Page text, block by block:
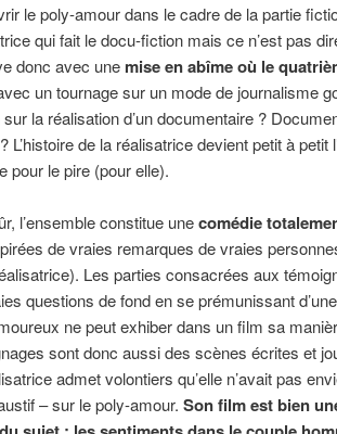
le poly-amour dans le cadre de la partie
qui fait le docu-fiction mais ce n’est pas
donc avec une mise en abîme où le
un tournage sur un mode de journalisme
la réalisation d’un documentaire ?
L’histoire de la réalisatrice devient petit à
pour le pire (pour elle).
l’ensemble constitue unecomédie
de vraies remarques de vraies
Les parties consacrées aux
questions de fond en se prémunissant
ne peut exhiber dans un film sa
sont donc aussi des scènes écrites et
admet volontiers qu’elle n’avait pas
– sur le poly-amour. Son film est bien